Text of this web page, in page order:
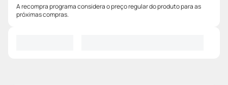
A recompra programa considera o preço regular do produto para as
próximas compras.